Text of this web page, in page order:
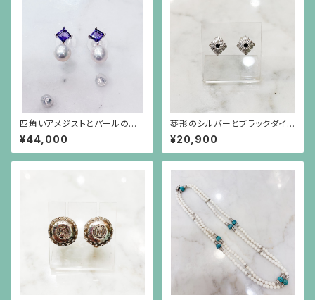
四角いアメジストとパールのシ
ルバー枠のピアス(シルバーポス
ト）
¥44,000
菱形のシルバーとブラックダイヤ
モンドのピアス（中）シルバーポ
スト
¥20,900